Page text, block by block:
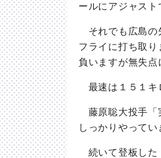
ールにアジャスト
それでも広島の
フライに打ち取
負いますが無失点
最速は１５１キ
藤原聡大投手「
しっかりやってい
続いて登板した